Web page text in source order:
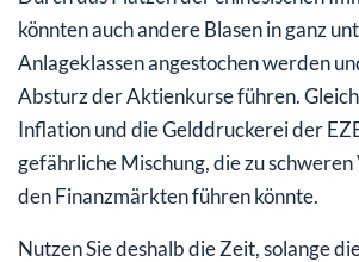
könnten auch andere Blasen in ganz
Anlageklassen angestochen werden
Absturz der Aktienkurse führen.
Inflation und die Gelddruckerei der
gefährliche Mischung, die zu
den Finanzmärkten führen könnte.
Nutzen Sie deshalb die Zeit, solange